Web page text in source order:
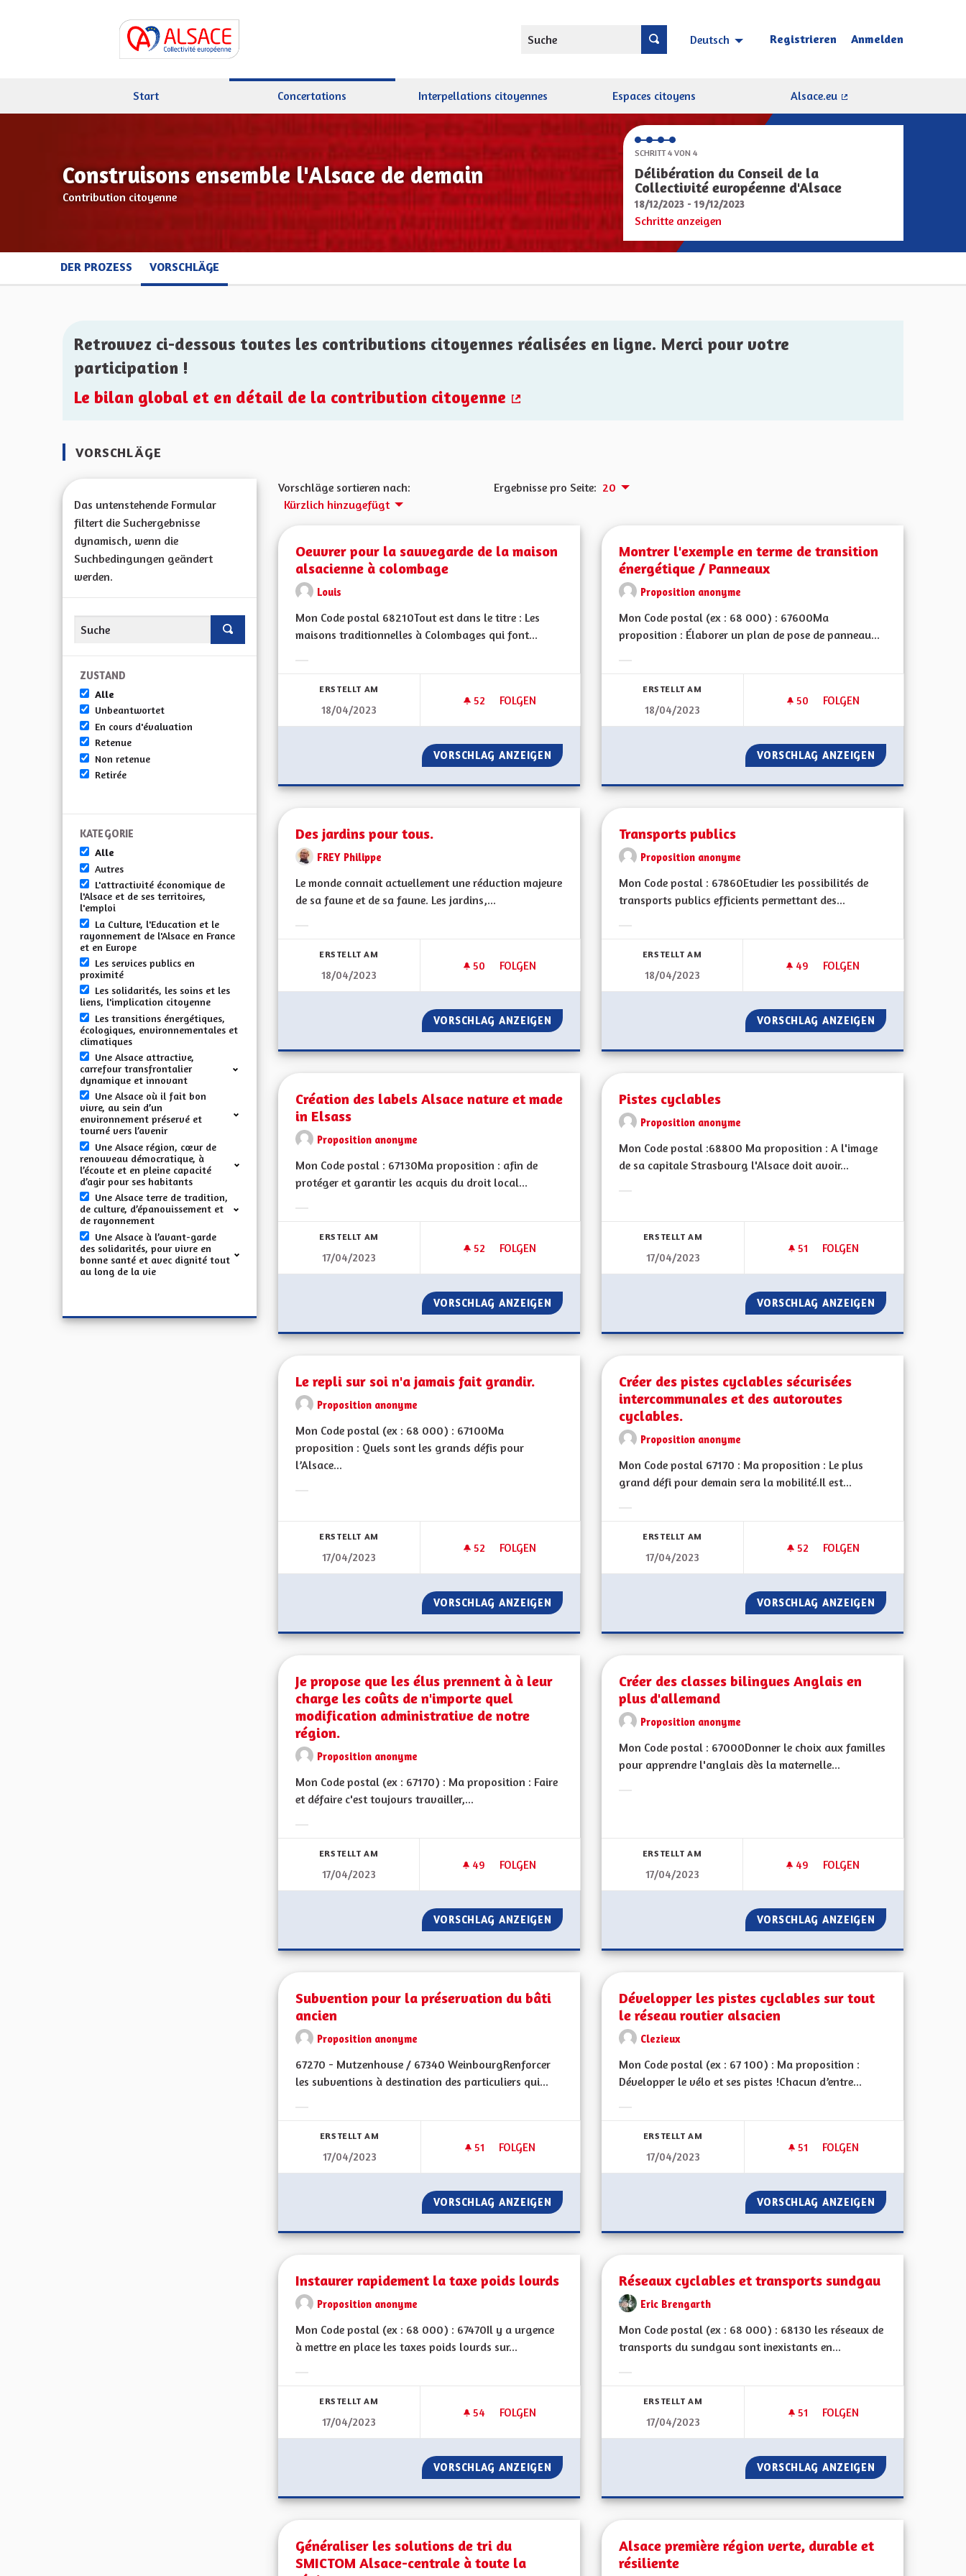
Suche Deutsch Choisir la langue Sprache wählen
Registrieren Anmelden
Start Concertations Interpellations citoyennes Espaces citoyens
Alsace.eu
Construisons ensemble l'Alsace de demain
Contribution citoyenne
SCHRITT 4 VON 4
Délibération du Conseil de la
Collectivité européenne d'Alsace
18/12/2023 - 19/12/2023
Schritte anzeigen
DER PROZESS VORSCHLÄGE
Retrouvez ci-dessous toutes les contributions citoyennes réalisées en ligne. Merci pour votre
participation !
Le bilan global et en détail de la contribution citoyenne
VORSCHLÄGE
Das untenstehende Formular
filtert die Suchergebnisse
dynamisch, wenn die
Suchbedingungen geändert
werden.
ZUSTAND
Alle
Unbeantwortet
En cours d'évaluation
Retenue
Non retenue
Retirée
KATEGORIE
Alle
Autres
L'attractivité économique de
l'Alsace et de ses territoires,
l'emploi
La Culture, l'Education et le
rayonnement de l'Alsace en France
et en Europe
Les services publics en
proximité
Les solidarités, les soins et les
liens, l'implication citoyenne
Les transitions énergétiques,
écologiques, environnementales et
climatiques
Une Alsace attractive,
carrefour transfrontalier
dynamique et innovant
Une Alsace où il fait bon
vivre, au sein d’un
environnement préservé et
tourné vers l’avenir
Une Alsace région, cœur de
renouveau démocratique, à
l’écoute et en pleine capacité
d’agir pour ses habitants
Une Alsace terre de tradition,
de culture, d’épanouissement et
de rayonnement
Une Alsace à l’avant-garde
des solidarités, pour vivre en
bonne santé et avec dignité tout
au long de la vie
Vorschläge sortieren nach:
Kürzlich hinzugefügt
Ergebnisse pro Seite: 20
Oeuvrer pour la sauvegarde de la maison
alsacienne à colombage
Louis
Mon Code postal 68210Tout est dans le titre : Les
maisons traditionnelles à Colombages qui font...
ERSTELLT AM
18/04/2023
52 52 FOLLOWER
FOLGEN
OEUVRER POUR LA SAUVEGARDE DE LA MAISON ALSACIENNE À COLOMBAGE
VORSCHLAG ANZEIGEN OEUVRER POUR LA SAUVEGARDE DE LA MAISON ALSACIENNE À COLOMBAGE
Montrer l'exemple en terme de transition
énergétique / Panneaux
Proposition anonyme
Mon Code postal (ex : 68 000) : 67600Ma
proposition : Élaborer un plan de pose de panneau...
ERSTELLT AM
18/04/2023
50 50 FOLLOWER
FOLGEN
MONTRER L'EXEMPLE EN
VORSCHLAG ANZEIGEN MONTRER
Des jardins pour tous.
FREY Philippe
Le monde connait actuellement une réduction majeure
de sa faune et de sa faune. Les jardins,...
ERSTELLT AM
18/04/2023
50 50 FOLLOWER
FOLGEN
DES JARDINS POUR TOUS.
VORSCHLAG ANZEIGEN DES JARDINS POUR TOUS.
Transports publics
Proposition anonyme
Mon Code postal : 67860Etudier les possibilités de
transports publics efficients permettant des...
ERSTELLT AM
18/04/2023
49 49 FOLLOWER
FOLGEN
TRANSPORTS PUBLICS
VORSCHLAG ANZEIGEN TRANSPORTS
Création des labels Alsace nature et made
in Elsass
Proposition anonyme
Mon Code postal : 67130Ma proposition : afin de
protéger et garantir les acquis du droit local...
ERSTELLT AM
17/04/2023
52 52 FOLLOWER
FOLGEN
CRÉATION DES LABELS ALSACE NATURE ET MADE IN ELSASS
VORSCHLAG ANZEIGEN CRÉATION DES LABELS ALSACE NATURE ET MADE IN ELSASS
Pistes cyclables
Proposition anonyme
Mon Code postal :68800 Ma proposition : A l'image
de sa capitale Strasbourg l'Alsace doit avoir...
ERSTELLT AM
17/04/2023
51 51 FOLLOWER
FOLGEN
PISTES CYCLABLES
VORSCHLAG ANZEIGEN PISTES
Le repli sur soi n'a jamais fait grandir.
Proposition anonyme
Mon Code postal (ex : 68 000) : 67100Ma
proposition : Quels sont les grands défis pour
l’Alsace...
ERSTELLT AM
17/04/2023
52 52 FOLLOWER
FOLGEN
LE REPLI SUR SOI N'A JAMAIS FAIT GRANDIR.
VORSCHLAG ANZEIGEN LE REPLI SUR SOI N'A JAMAIS FAIT GRANDIR.
Créer des pistes cyclables sécurisées
intercommunales et des autoroutes
cyclables.
Proposition anonyme
Mon Code postal 67170 : Ma proposition : Le plus
grand défi pour demain sera la mobilité.Il est...
ERSTELLT AM
17/04/2023
52 52 FOLLOWER
FOLGEN
CRÉER DES PISTES
VORSCHLAG ANZEIGEN CRÉER DES
Je propose que les élus prennent à à leur
charge les coûts de n'importe quel
modification administrative de notre
région.
Proposition anonyme
Mon Code postal (ex : 67170) : Ma proposition : Faire
et défaire c'est toujours travailler,...
ERSTELLT AM
17/04/2023
49 49 FOLLOWER
FOLGEN
JE PROPOSE QUE LES ÉLUS PRENNENT À À LEUR CHARGE LES COÛTS DE N'IMPORTE QUEL
VORSCHLAG ANZEIGEN JE PROPOSE QUE LES ÉLUS PRENNENT À À LEUR CHARGE LES COÛTS DE
Créer des classes bilingues Anglais en
plus d'allemand
Proposition anonyme
Mon Code postal : 67000Donner le choix aux familles
pour apprendre l'anglais dès la maternelle...
ERSTELLT AM
17/04/2023
49 49 FOLLOWER
FOLGEN
CRÉER DES CLASSES
VORSCHLAG ANZEIGEN CRÉER DES
Subvention pour la préservation du bâti
ancien
Proposition anonyme
67270 - Mutzenhouse / 67340 WeinbourgRenforcer
les subventions à destination des particuliers qui...
ERSTELLT AM
17/04/2023
51 51 FOLLOWER
FOLGEN
SUBVENTION POUR LA PRÉSERVATION DU BÂTI ANCIEN
VORSCHLAG ANZEIGEN SUBVENTION POUR LA PRÉSERVATION DU BÂTI ANCIEN
Développer les pistes cyclables sur tout
le réseau routier alsacien
Clezieux
Mon Code postal (ex : 67 100) : Ma proposition :
Développer le vélo et ses pistes !Chacun d’entre...
ERSTELLT AM
17/04/2023
51 51 FOLLOWER
FOLGEN
DÉVELOPPER LES PISTES
VORSCHLAG ANZEIGEN DÉVELOPPER
Instaurer rapidement la taxe poids lourds
Proposition anonyme
Mon Code postal (ex : 68 000) : 67470Il y a urgence
à mettre en place les taxes poids lourds sur...
ERSTELLT AM
17/04/2023
54 54 FOLLOWER
FOLGEN
INSTAURER RAPIDEMENT LA TAXE POIDS LOURDS
VORSCHLAG ANZEIGEN INSTAURER RAPIDEMENT LA TAXE POIDS LOURDS
Réseaux cyclables et transports sundgau
Eric Brengarth
Mon Code postal (ex : 68 000) : 68130 les réseaux de
transports du sundgau sont inexistants en...
ERSTELLT AM
17/04/2023
51 51 FOLLOWER
FOLGEN
RÉSEAUX CYCLABLES ET
VORSCHLAG ANZEIGEN RÉSEAUX
Généraliser les solutions de tri du
SMICTOM Alsace-centrale à toute la
Alsace première région verte, durable et
résiliente